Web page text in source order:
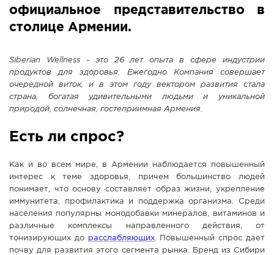
КОНКУРСЫ
СТАТЬИ
ПРЕДЛОЖИТЬ НОВОСТЬ
ФОТО
официальное представительство в
столице Армении.
Siberian Wellness - это 26 лет опыта в сфере индустрии
продуктов для здоровья. Ежегодно Компания совершает
очередной виток, и в этом году вектором развития стала
страна, богатая удивительными людьми и уникальной
природой, солнечная, гостеприимная Армения.
Есть ли спрос?
Как и во всем мире, в Армении наблюдается повышенный
интерес к теме здоровья, причем большинство людей
понимает, что основу составляет образ жизни, укрепление
иммунитета, профилактика и поддержка организма. Среди
населения популярны монодобавки минералов, витаминов и
различные комплексы направленного действия, от
тонизирующих до
расслабляющих. Повышенный спрос дает
почву для развития этого сегмента рынка. Бренд из Сибири